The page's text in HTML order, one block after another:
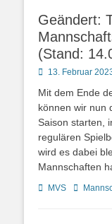
Geändert:
(Stand:
Posted
13. Februar
Mit dem Ende
können wir nun
Saison starten,
regulären
wird es dabei
Mannschaften
Kategorien
MVS